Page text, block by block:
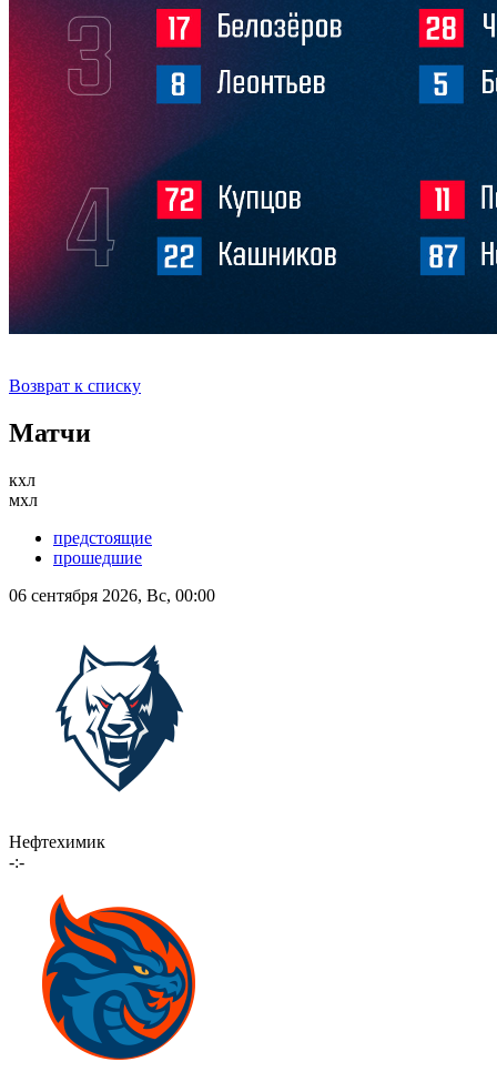
Возврат к списку
Матчи
кхл
мхл
предстоящие
прошедшие
06 сентября 2026, Вс, 00:00
Нефтехимик
-:-